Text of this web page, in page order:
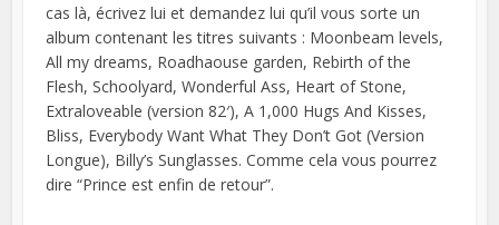
cas là, écrivez lui et demandez lui qu’il vous sorte un
album contenant les titres suivants : Moonbeam levels,
All my dreams, Roadhaouse garden, Rebirth of the
Flesh, Schoolyard, Wonderful Ass, Heart of Stone,
Extraloveable (version 82′), A 1,000 Hugs And Kisses,
Bliss, Everybody Want What They Don’t Got (Version
Longue), Billy’s Sunglasses. Comme cela vous pourrez
dire “Prince est enfin de retour”.